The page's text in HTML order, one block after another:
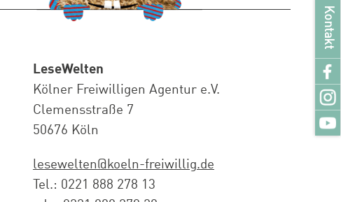
LeseWelten
Kölner Freiwilligen Agentur e.V.
Clemensstraße 7
50676 Köln
lesewelten@koeln-freiwillig.de
Tel.: 0221 888 278 13
Kontakt